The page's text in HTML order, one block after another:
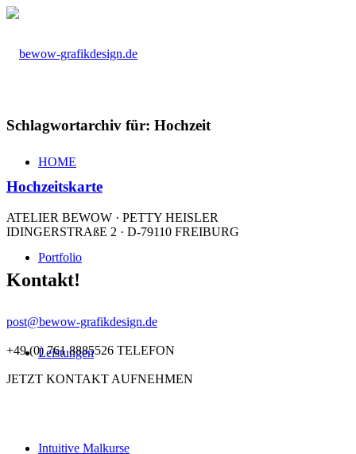
HOME
Portfolio
Leistungen
Intuitive Malkurse
Schlagwortarchiv für: Hochzeit
Hochzeitskarte
ATELIER BEWOW · PETTY HEISLER
IDINGERSTRAßE 2 · D-79110 FREIBURG
Kontakt!
post@bewow-grafikdesign.de
+49 (0) 761 8885526 TELEFON
JETZT KONTAKT AUFNEHMEN